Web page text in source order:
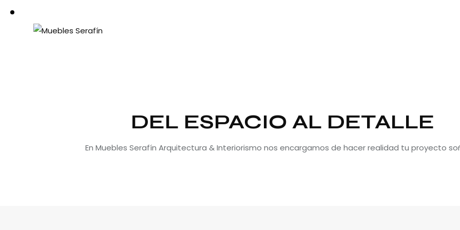
DEL ESPACIO AL DETALLE
En Muebles Serafín Arquitectura & Interiorismo nos encargamos de hacer realidad tu proyecto